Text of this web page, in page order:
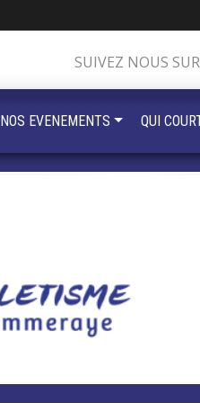
SUIVEZ NOUS SUR
NOS EVENEMENTS QUI